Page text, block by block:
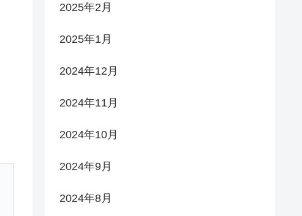
2025年2月
2025年1月
2024年12月
2024年11月
2024年10月
2024年9月
2024年8月